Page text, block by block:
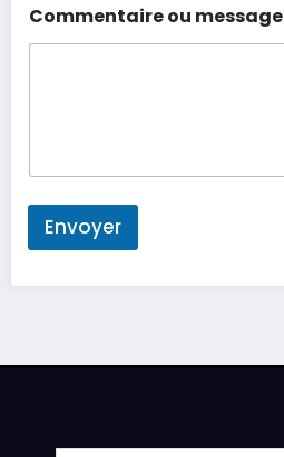
Commentaire ou message
Envoyer